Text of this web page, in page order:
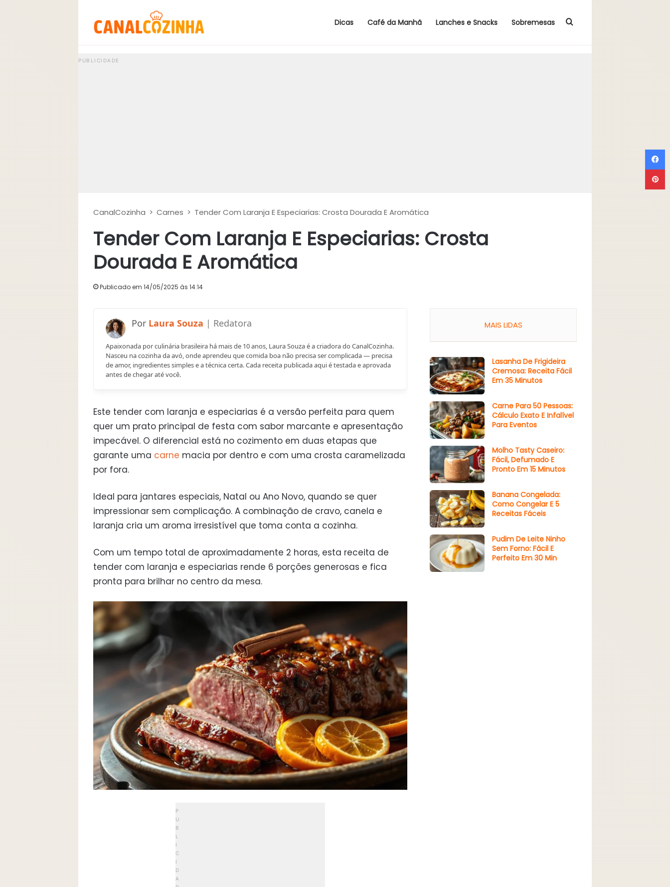
Dicas Café da Manhã Lanches e Snacks Sobremesas Procurar por
CanalCozinha > Carnes > Tender Com Laranja E Especiarias: Crosta Dourada E Aromática
Tender Com Laranja E Especiarias: Crosta
Dourada E Aromática
Publicado em 14/05/2025 às 14:14
Laura Souza
Apaixonada por culinária brasileira há mais de 10 anos, Laura Souza é a criadora do CanalCozinha.
Nasceu na cozinha da avó, onde aprendeu que comida boa não precisa ser complicada — precisa
de amor, ingredientes simples e a técnica certa. Cada receita publicada aqui é testada e aprovada
antes de chegar até você.
Este tender com laranja e especiarias é a versão perfeita para quem
quer um prato principal de festa com sabor marcante e apresentação
impecável. O diferencial está no cozimento em duas etapas que
garante uma carne macia por dentro e com uma crosta caramelizada
por fora.
Ideal para jantares especiais, Natal ou Ano Novo, quando se quer
impressionar sem complicação. A combinação de cravo, canela e
laranja cria um aroma irresistível que toma conta a cozinha.
Com um tempo total de aproximadamente 2 horas, esta receita de
tender com laranja e especiarias rende 6 porções generosas e fica
pronta para brilhar no centro da mesa.
MAIS LIDAS
Lasanha De Frigideira
Cremosa: Receita Fácil
Em 35 Minutos
Carne Para 50 Pessoas:
Cálculo Exato E Infalível
Para Eventos
Molho Tasty Caseiro:
Fácil, Defumado E
Pronto Em 15 Minutos
Banana Congelada:
Como Congelar E 5
Receitas Fáceis
Pudim De Leite Ninho
Sem Forno: Fácil E
Perfeito Em 30 Min